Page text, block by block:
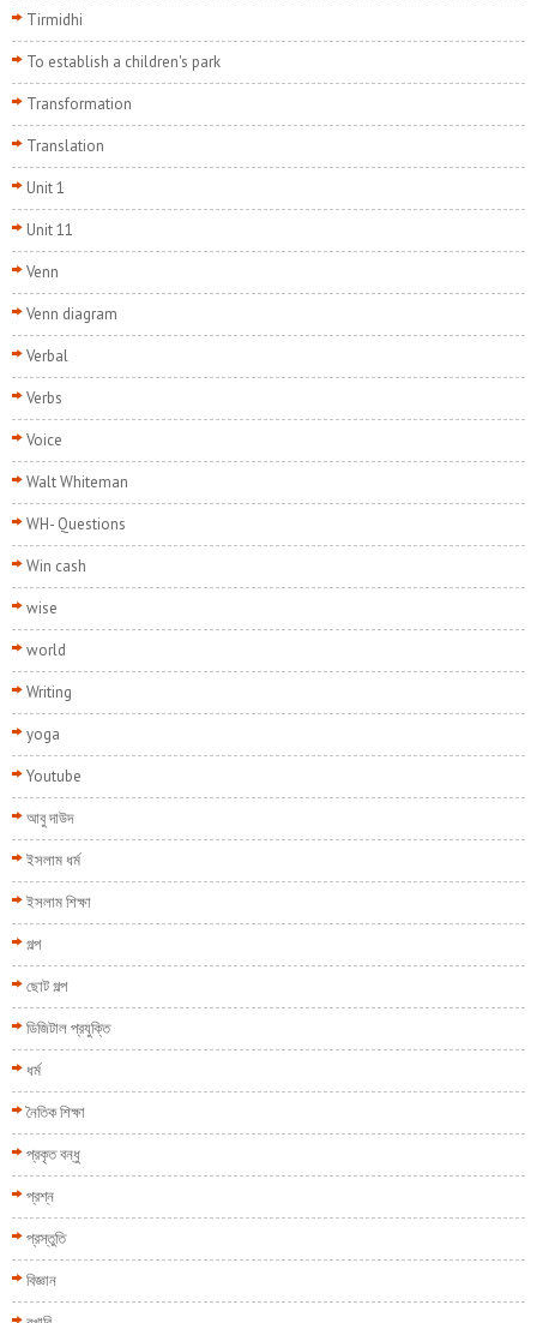
Tirmidhi
To establish a children's park
Transformation
Translation
Unit 1
Unit 11
Venn
Venn diagram
Verbal
Verbs
Voice
Walt Whiteman
WH- Questions
Win cash
wise
world
Writing
yoga
Youtube
আবু দাউদ
ইসলাম ধর্ম
ইসলাম শিক্ষা
গল্প
ছোট গল্প
ডিজিটাল প্রযুক্তি
ধর্ম
নৈতিক শিক্ষা
প্রকৃত বন্ধু
প্রশ্ন
প্রস্তুতি
বিজ্ঞান